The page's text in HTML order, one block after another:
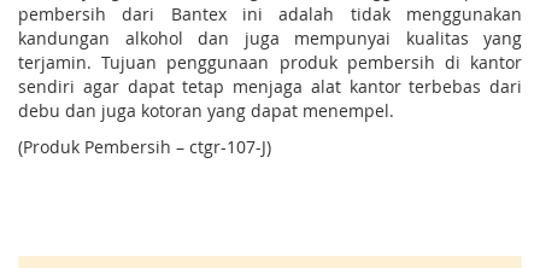
pembersih dari Bantex ini adalah tidak menggunakan
kandungan alkohol dan juga mempunyai kualitas yang
terjamin. Tujuan penggunaan produk pembersih di kantor
sendiri agar dapat tetap menjaga alat kantor terbebas dari
debu dan juga kotoran yang dapat menempel.
(Produk Pembersih – ctgr-107-J)